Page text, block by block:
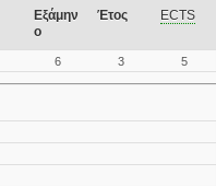
Εξάμην
ο
Έτος ECTS
6 3 5